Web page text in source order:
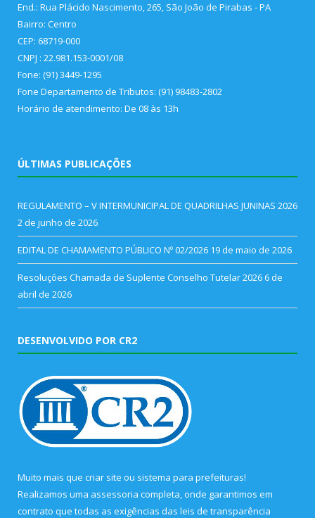
End.: Rua Plácido Nascimento, 265, São João de Pirabas - PA
Bairro: Centro
CEP: 68719-000
CNPJ : 22.981.153-0001/08
Fone: (91) 3449-1295
Fone Departamento de Tributos: (91) 98483-2802
Horário de atendimento: De 08 às 13h
ÚLTIMAS PUBLICAÇÕES
REGULAMENTO – V INTERMUNICIPAL DE QUADRILHAS JUNINAS 2026
2 de junho de 2026
EDITAL DE CHAMAMENTO PÚBLICO Nº 02/2026 19 de maio de 2026
Resoluções Chamada de Suplente Conselho Tutelar 2026 6 de
abril de 2026
DESENVOLVIDO POR CR2
Muito mais que criar site ou sistema para prefeituras!
Realizamos uma assessoria completa, onde garantimos em
contrato que todas as exigências das leis de transparência